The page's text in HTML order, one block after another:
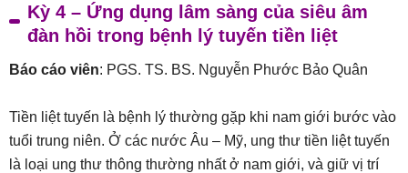
Kỳ 4 – Ứng dụng lâm sàng của siêu âm
đàn hồi trong bệnh lý tuyến tiền liệt
Báo cáo viên: PGS. TS. BS. Nguyễn Phước Bảo Quân
Tiền liệt tuyến là bệnh lý thường gặp khi nam giới bước vào
tuổi trung niên. Ở các nước Âu – Mỹ, ung thư tiền liệt tuyến
là loại ung thư thông thường nhất ở nam giới, và giữ vị trí